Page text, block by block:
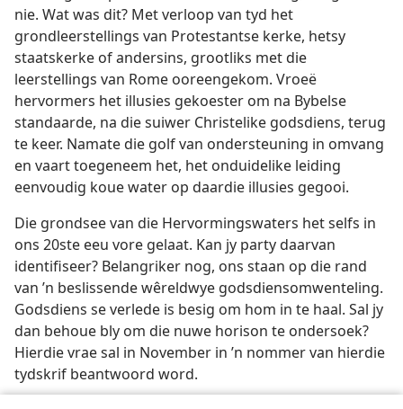
nie. Wat was dit? Met verloop van tyd het
grondleerstellings van Protestantse kerke, hetsy
staatskerke of andersins, grootliks met die
leerstellings van Rome ooreengekom. Vroeë
hervormers het illusies gekoester om na Bybelse
standaarde, na die suiwer Christelike godsdiens, terug
te keer. Namate die golf van ondersteuning in omvang
en vaart toegeneem het, het onduidelike leiding
eenvoudig koue water op daardie illusies gegooi.
Die grondsee van die Hervormingswaters het selfs in
ons 20ste eeu vore gelaat. Kan jy party daarvan
identifiseer? Belangriker nog, ons staan op die rand
van ’n beslissende wêreldwye godsdiensomwenteling.
Godsdiens se verlede is besig om hom in te haal. Sal jy
dan behoue bly om die nuwe horison te ondersoek?
Hierdie vrae sal in November in ’n nommer van hierdie
tydskrif beantwoord word.